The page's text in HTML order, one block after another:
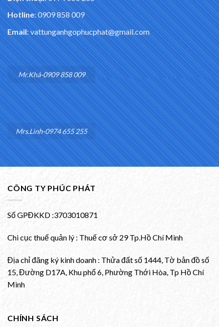
Hotline: 0909 858 009
Email: vattunganhgophucphat@gmail.com
Mr.Khá-0909 858 009
Mrs.Linh-0974 655 255
CÔNG TY PHÚC PHÁT
Số GPĐKKD :3703010871
Chi cục thuế quản lý : Thuế cơ sở 29 Tp.Hồ Chí Minh
Địa chỉ đăng ký kinh doanh : Thửa đất số 1444, Tờ bản đồ số
15, Đường D17A, Khu phố 6, Phường Thới Hòa, Tp Hồ Chí
Minh
CHÍNH SÁCH